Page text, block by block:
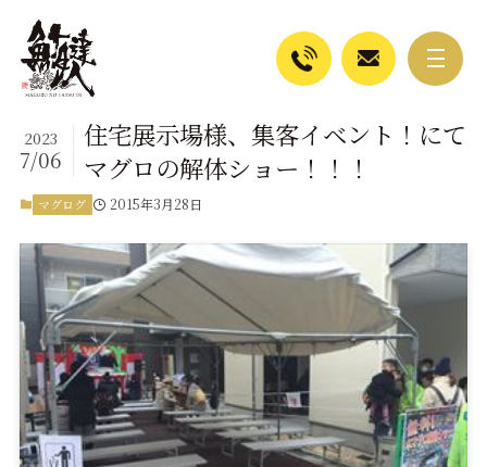
住宅展示場様、集客イベント！にて
マグロの解体ショー！！！
2023
7/06
マグログ 2015年3月28日